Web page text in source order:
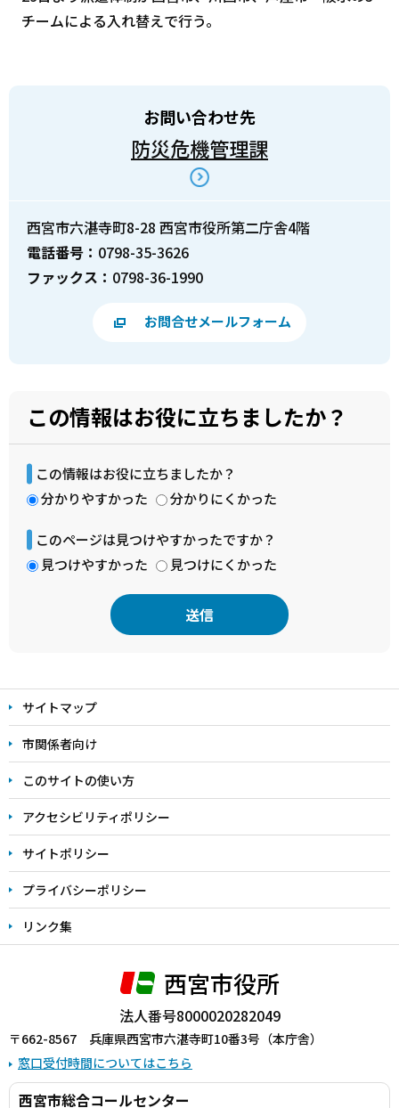
チームによる入れ替えで行う。
お問い合わせ先
防災危機管理課
西宮市六湛寺町8-28 西宮市役所第二庁舎4階
電話番号： 0798-35-3626
ファックス： 0798-36-1990
お問合せメールフォーム
この情報はお役に立ちましたか？
この情報はお役に立ちましたか？
分かりやすかった
分かりにくかった
このページは見つけやすかったですか？
見つけやすかった
見つけにくかった
文
こ
こ
ま
で
サイトマップ
市関係者向け
このサイトの使い方
アクセシビリティポリシー
サイトポリシー
プライバシーポリシー
リンク集
西宮市役所
法人番号8000020282049
〒662-8567 兵庫県西宮市六湛寺町10番3号（本庁舎）
窓口受付時間についてはこちら
西宮市総合コールセンター